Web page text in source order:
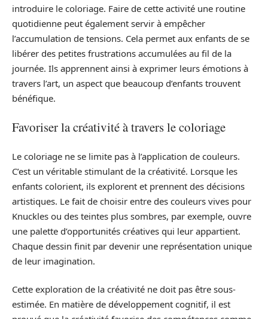
introduire le coloriage. Faire de cette activité une routine
quotidienne peut également servir à empêcher
l’accumulation de tensions. Cela permet aux enfants de se
libérer des petites frustrations accumulées au fil de la
journée. Ils apprennent ainsi à exprimer leurs émotions à
travers l’art, un aspect que beaucoup d’enfants trouvent
bénéfique.
Favoriser la créativité à travers le coloriage
Le coloriage ne se limite pas à l’application de couleurs.
C’est un véritable stimulant de la créativité. Lorsque les
enfants colorient, ils explorent et prennent des décisions
artistiques. Le fait de choisir entre des couleurs vives pour
Knuckles ou des teintes plus sombres, par exemple, ouvre
une palette d’opportunités créatives qui leur appartient.
Chaque dessin finit par devenir une représentation unique
de leur imagination.
Cette exploration de la créativité ne doit pas être sous-
estimée. En matière de développement cognitif, il est